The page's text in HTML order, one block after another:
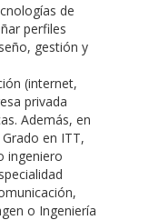
de
perfiles
gestión y
(internet,
privada
Además, en
en ITT,
ingeniero
o Ingeniería